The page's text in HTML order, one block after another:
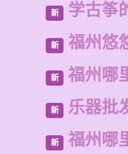
新 学古筝
新 福州悠
新 福州哪
新 乐器批
新 福州哪